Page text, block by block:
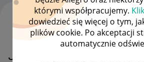
którymi współpracujemy.
dowiedzieć się więcej o tym,
plików cookie. Po akceptacji
automatycznie
Jak ukryć zakupy?
WSZYSTKIE